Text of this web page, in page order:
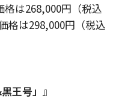
は268,000円（税込
格は298,000円（税込
王号」 』